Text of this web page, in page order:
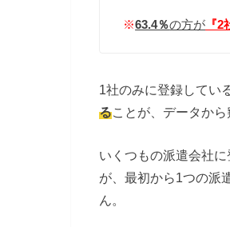
※63.4％の方が 『2
1社のみに登録してい
ることが、データから
いくつもの派遣会社
が、最初から1つの派
ん。